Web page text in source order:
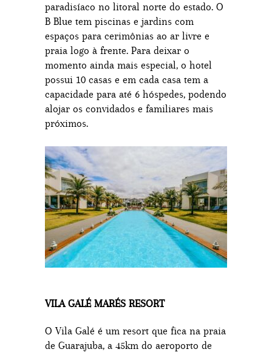
paradisíaco no litoral norte do estado. O
B Blue tem piscinas e jardins com
espaços para cerimônias ao ar livre e
praia logo à frente. Para deixar o
momento ainda mais especial, o hotel
possui 10 casas e em cada casa tem a
capacidade para até 6 hóspedes, podendo
alojar os convidados e familiares mais
próximos.
VILA GALÉ MARÉS RESORT
O Vila Galé é um resort que fica na praia
de Guarajuba, a 45km do aeroporto de